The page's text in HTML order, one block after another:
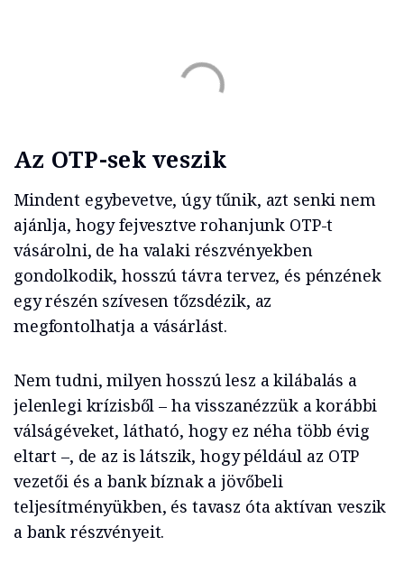
Az OTP-sek veszik
Mindent egybevetve, úgy tűnik, azt senki nem
ajánlja, hogy fejvesztve rohanjunk OTP-t
vásárolni, de ha valaki részvényekben
gondolkodik, hosszú távra tervez, és pénzének
egy részén szívesen tőzsdézik, az
megfontolhatja a vásárlást.
Nem tudni, milyen hosszú lesz a kilábalás a
jelenlegi krízisből – ha visszanézzük a korábbi
válságéveket, látható, hogy ez néha több évig
eltart –, de az is látszik, hogy például az OTP
vezetői és a bank bíznak a jövőbeli
teljesítményükben, és tavasz óta aktívan veszik
a bank részvényeit.